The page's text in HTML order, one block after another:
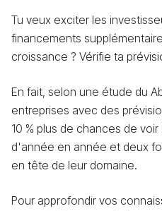
Tu veux exciter les
financements
croissance ? Vérifie ta
En fait, selon une étude du
entreprises avec des
10 % plus de chances de
d'année en année et deux
en tête de leur domaine.
Pour approfondir vos